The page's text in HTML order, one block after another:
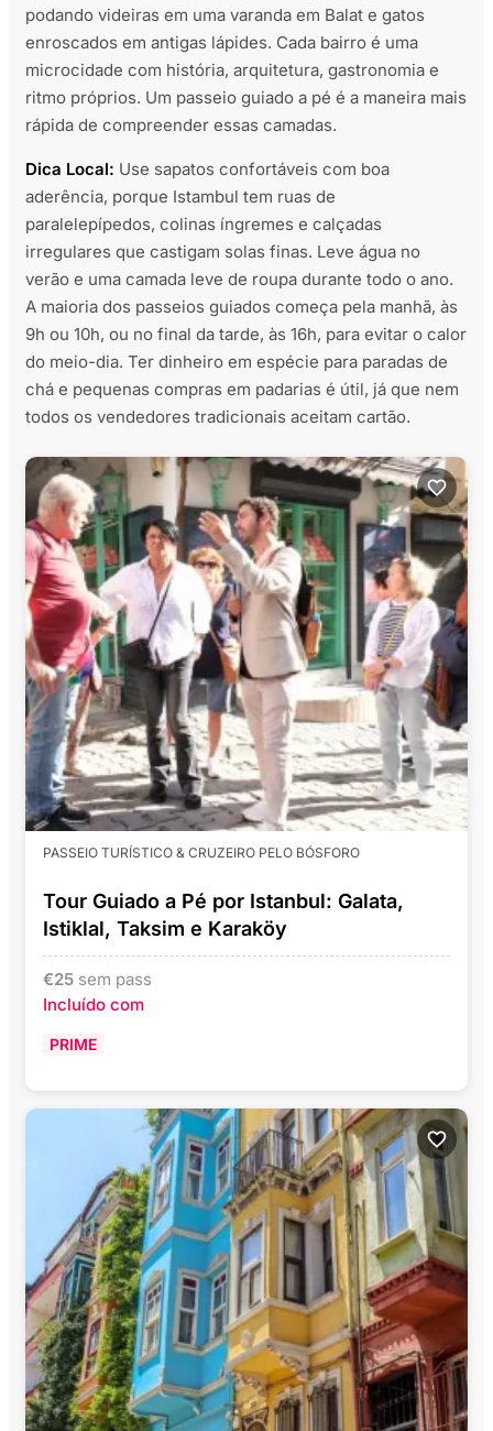
podando videiras em uma varanda em Balat e gatos
enroscados em antigas lápides. Cada bairro é uma
microcidade com história, arquitetura, gastronomia e
ritmo próprios. Um passeio guiado a pé é a maneira mais
rápida de compreender essas camadas.
Dica Local: Use sapatos confortáveis com boa
aderência, porque Istambul tem ruas de
paralelepípedos, colinas íngremes e calçadas
irregulares que castigam solas finas. Leve água no
verão e uma camada leve de roupa durante todo o ano.
A maioria dos passeios guiados começa pela manhã, às
9h ou 10h, ou no final da tarde, às 16h, para evitar o calor
do meio-dia. Ter dinheiro em espécie para paradas de
chá e pequenas compras em padarias é útil, já que nem
todos os vendedores tradicionais aceitam cartão.
PASSEIO TURÍSTICO & CRUZEIRO PELO BÓSFORO
Tour Guiado a Pé por Istanbul: Galata,
Istiklal, Taksim e Karaköy
€25 sem pass
Incluído com
PRIME